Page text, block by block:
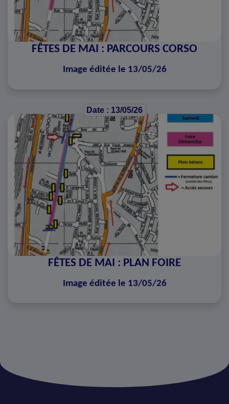
FÊTES DE MAI : PARCOURS CORSO
Image éditée le 13/05/26
Date : 13/05/26
FÊTES DE MAI : PLAN FOIRE
Image éditée le 13/05/26